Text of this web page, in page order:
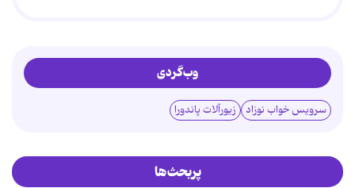
وب‌گردی
سرویس خواب نوزاد زیورآلات پاندورا
پربحث‌ها